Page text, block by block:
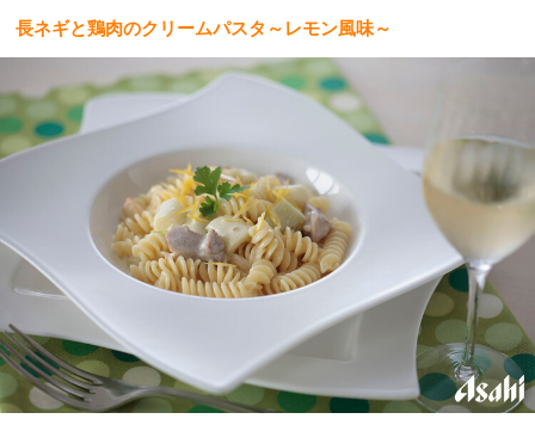
長ネギと鶏肉のクリームパスタ～レモン風味～